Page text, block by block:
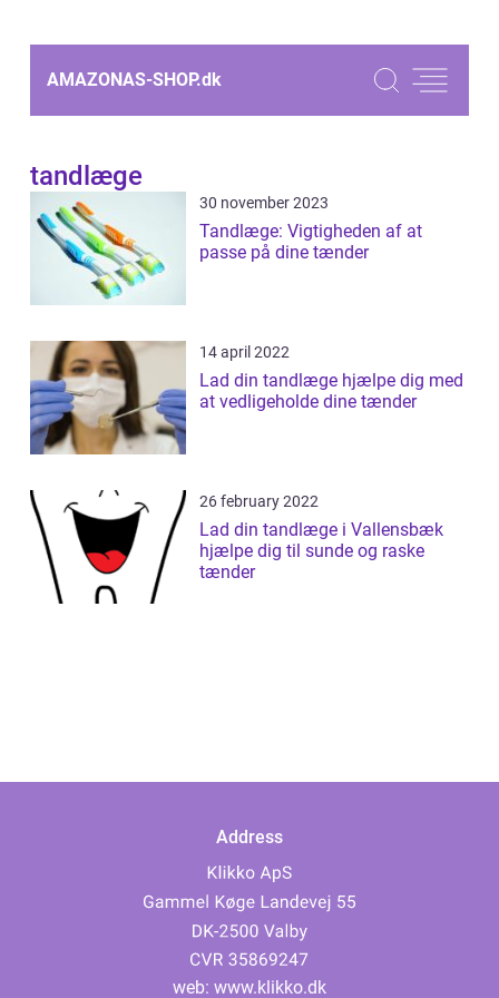
AMAZONAS-SHOP.dk
tandlæge
30 november 2023
Tandlæge: Vigtigheden af at
passe på dine tænder
14 april 2022
Lad din tandlæge hjælpe dig med
at vedligeholde dine tænder
26 february 2022
Lad din tandlæge i Vallensbæk
hjælpe dig til sunde og raske
tænder
Address
web: www.klikko.dk